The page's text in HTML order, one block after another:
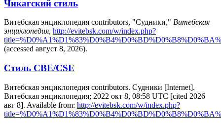
Чикагский стиль
Витебская энциклопедия contributors, "Судники," Витебская
энциклопедия, http://evitebsk.com/w/index.php?
(accessed август 8, 2026).
Стиль CBE/CSE
Витебская энциклопедия contributors. Судники [Internet].
Витебская энциклопедия; 2022 окт 8, 08:58 UTC [cited 2026
авг 8]. Available from: http://evitebsk.com/w/index.php?